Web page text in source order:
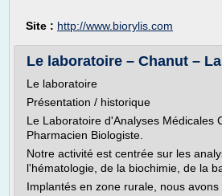
Site : http://www.biorylis.com
Le laboratoire – Chanut –
Le laboratoire
Présentation / historique
Le Laboratoire d'Analyses Médicales
Pharmacien Biologiste.
Notre activité est centrée sur les
l'hématologie, de la biochimie, de la
Implantés en zone rurale, nous avons